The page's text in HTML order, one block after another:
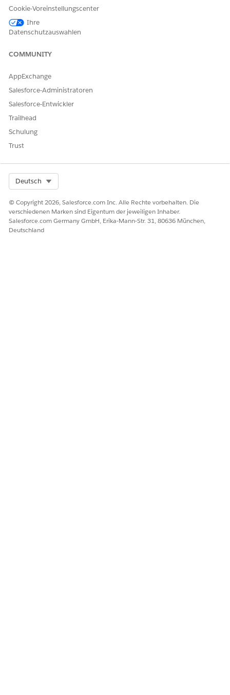
heute und das Enddatum nach heute liegt.
Vorheriger Gehaltszyklus
Zahlungszeitraum an, in dem das Enddatum vor heute lag.
Zusammenfassungskarte.
HINWEIS
Zahlungszyklus
Zahlungszeitraum
KONNTEN SIE IHR PROBLEM MITHILFE DIESES ARTIKELS LÖSEN?
Geben Sie uns Feedback, damit wir uns verbessern können.
Ja Nein
Cookie-Voreinstellungscenter
Ihre
Datenschutzauswahlen
COMMUNITY
AppExchange
Salesforce-Administratoren
Salesforce-Entwickler
Trailhead
Schulung
Trust
Deutsch
© Copyright 2026, Salesforce.com Inc. Alle Rechte vorbehalten. Die
verschiedenen Marken sind Eigentum der jeweiligen Inhaber.
Salesforce.com Germany GmbH, Erika-Mann-Str. 31, 80636 München,
Deutschland